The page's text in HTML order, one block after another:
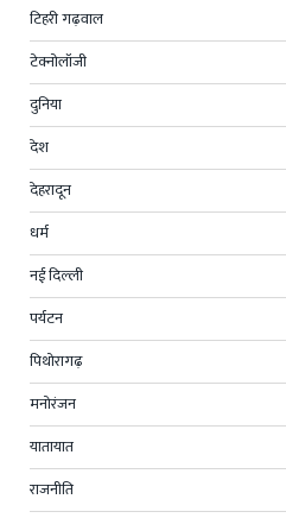
टिहरी गढ़वाल
टेक्नोलॉजी
दुनिया
देश
देहरादून
धर्म
नई दिल्ली
पर्यटन
पिथोरागढ़
मनोरंजन
यातायात
राजनीति